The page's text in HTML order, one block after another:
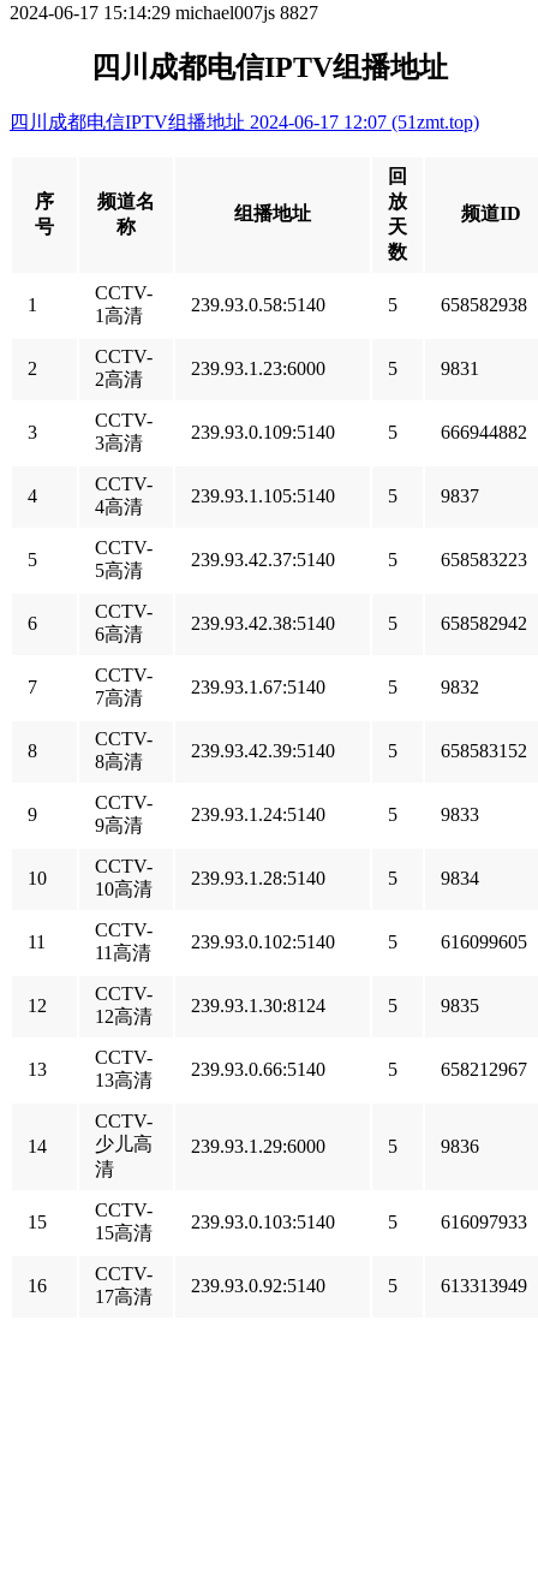
2024-06-17 15:14:29 michael007js 8827
四川成都电信IPTV组播地址
四川成都电信IPTV组播地址 2024-06-17 12:07 (51zmt.top)
序
号
频道名
称
组播地址
回
放
天
数
频道ID
1
CCTV-
1高清
239.93.0.58:5140 5 658582938
2
CCTV-
2高清
239.93.1.23:6000 5 9831
3
CCTV-
3高清
239.93.0.109:5140 5 666944882
4
CCTV-
4高清
239.93.1.105:5140 5 9837
5
CCTV-
5高清
239.93.42.37:5140 5 658583223
6
CCTV-
6高清
239.93.42.38:5140 5 658582942
7
CCTV-
7高清
239.93.1.67:5140 5 9832
8
CCTV-
8高清
239.93.42.39:5140 5 658583152
9
CCTV-
9高清
239.93.1.24:5140 5 9833
10
CCTV-
10高清
239.93.1.28:5140 5 9834
11
CCTV-
11高清
239.93.0.102:5140 5 616099605
12
CCTV-
12高清
239.93.1.30:8124 5 9835
13
CCTV-
13高清
239.93.0.66:5140 5 658212967
14
CCTV-
少儿高
清
239.93.1.29:6000 5 9836
15
CCTV-
15高清
239.93.0.103:5140 5 616097933
16
CCTV-
17高清
239.93.0.92:5140 5 613313949